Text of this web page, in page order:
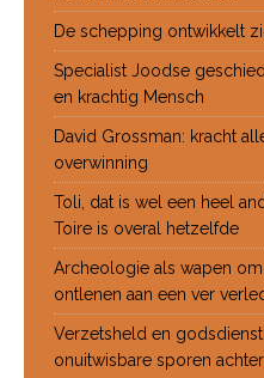
De schepping ontwikkelt
Specialist Joodse
en krachtig Mensch
David Grossman: kracht
overwinning
Toli, dat is wel een heel
Toire is overal hetzelfde
Archeologie als wapen
ontlenen aan een ver
Verzetsheld en
onuitwisbare sporen